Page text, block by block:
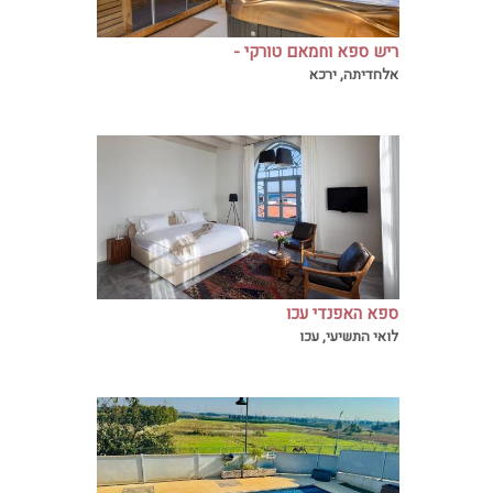
ריש ספא וחמאם טורקי -
spa rish
אלחדיתה, ירכא
חווית ספא מושלמת בספא במלון האפנדי עם
טיפולים ועיסוים מפנקים המתבצעים על ידי
ספא האפנדי עכו
לואי התשיעי, עכו